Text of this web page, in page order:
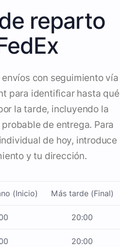
reparto
con seguimiento vía
para identificar hasta qué
la tarde, incluyendo la
de entrega. Para
de hoy, introduce
y tu dirección.
(Inicio) Más tarde (Final)
20:00
20:00